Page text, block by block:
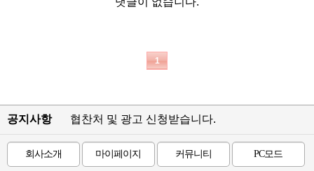
1
공지사항 협찬처 및 광고 신청받습니다.
회사소개 마이페이지 커뮤니티 PC모드